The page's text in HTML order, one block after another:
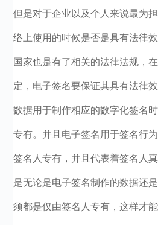
但是对于企业以及个人来说最为
络上使用的时候是否是具有法律
国家也是有了相关的法律法规，
定，电子签名要保证其具有法律
数据用于制作相应的数字化签名
专有。并且电子签名用于签名行
签名人专有，并且代表着签名人
是无论是电子签名制作的数据还
须都是仅由签名人专有，这样才